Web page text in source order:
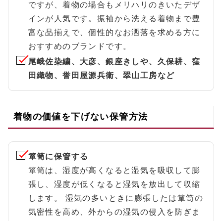
ですが、着物の場合もメリハリのきいたデザ
インが人気です。振袖から洗える着物まで豊
富な品揃えで、個性的なお洒落を求める方に
おすすめのブランドです。
尾峨佐染繍、大彦、銀座きしや、久保耕、窪
田織物、誉田屋源兵衛、翠山工房など
着物の価値を下げない保管方法
箪笥に保管する
箪笥は、湿度が高くなると湿気を吸収して膨
張し、湿度が低くなると湿気を放出して収縮
します。 湿気の多いときに膨張したは箪笥の
気密性を高め、外からの湿気の侵入を防ぎま